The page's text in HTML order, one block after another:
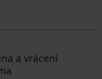
a vrácení